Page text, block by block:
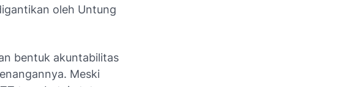
oleh Untung
bentuk akuntabilitas
Meski